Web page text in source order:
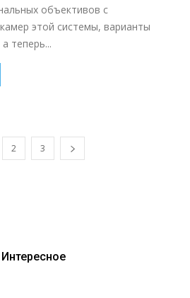
объективов с
этой системы, варианты
теперь...
2 3
Интересное